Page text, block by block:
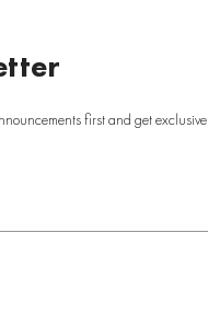
first and get exclusive